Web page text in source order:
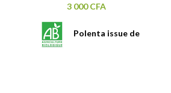
3 000CFA
Polenta issue de